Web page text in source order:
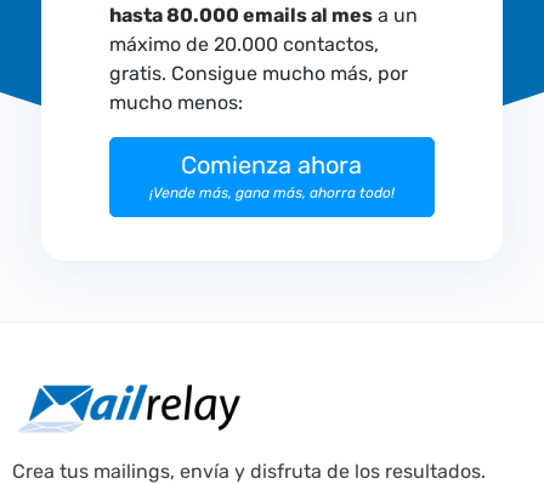
hasta 80.000 emails al mesa un
máximo de 20.000 contactos,
gratis. Consigue mucho más, por
mucho menos:
Comienza ahora
¡Vende más, gana más, ahorra todo!
Crea tus mailings, envía y disfruta de los resultados.